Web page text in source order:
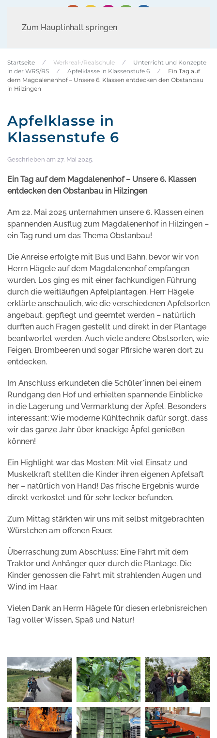
Zum Hauptinhalt springen
Startseite Werkreal-/Realschule
Unterricht und Konzepte
in der WRS/RS
Apfelklasse in Klassenstufe 6
Ein Tag auf
dem Magdalenenhof – Unsere 6. Klassen entdecken den Obstanbau
in Hilzingen
Apfelklasse in
Klassenstufe 6
Geschrieben am 27. Mai 2025.
Ein Tag auf dem Magdalenenhof – Unsere 6. Klassen
entdecken den Obstanbau in Hilzingen
Am 22. Mai 2025 unternahmen unsere 6. Klassen einen
spannenden Ausflug zum Magdalenenhof in Hilzingen –
ein Tag rund um das Thema Obstanbau!
Die Anreise erfolgte mit Bus und Bahn, bevor wir von
Herrn Hägele auf dem Magdalenenhof empfangen
wurden. Los ging es mit einer fachkundigen Führung
durch die weitläufigen Apfelplantagen. Herr Hägele
erklärte anschaulich, wie die verschiedenen Apfelsorten
angebaut, gepflegt und geerntet werden – natürlich
durften auch Fragen gestellt und direkt in der Plantage
beantwortet werden. Auch viele andere Obstsorten, wie
Feigen, Brombeeren und sogar Pfirsiche waren dort zu
entdecken.
Im Anschluss erkundeten die Schüler*innen bei einem
Rundgang den Hof und erhielten spannende Einblicke
in die Lagerung und Vermarktung der Äpfel. Besonders
interessant: Wie moderne Kühltechnik dafür sorgt, dass
wir das ganze Jahr über knackige Äpfel genießen
können!
Ein Highlight war das Mosten: Mit viel Einsatz und
Muskelkraft stellten die Kinder ihren eigenen Apfelsaft
her – natürlich von Hand! Das frische Ergebnis wurde
direkt verkostet und für sehr lecker befunden.
Zum Mittag stärkten wir uns mit selbst mitgebrachten
Würstchen am offenen Feuer.
Überraschung zum Abschluss: Eine Fahrt mit dem
Traktor und Anhänger quer durch die Plantage. Die
Kinder genossen die Fahrt mit strahlenden Augen und
Wind im Haar.
Vielen Dank an Herrn Hägele für diesen erlebnisreichen
Tag voller Wissen, Spaß und Natur!